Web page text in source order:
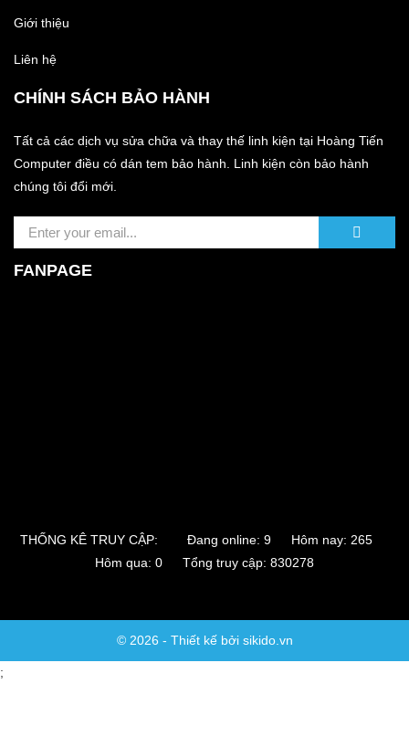
Giới thiệu
Liên hệ
CHÍNH SÁCH BẢO HÀNH
Tất cả các dịch vụ sửa chữa và thay thế linh kiện tại Hoàng Tiến
Computer điều có dán tem bảo hành. Linh kiện còn bảo hành
chúng tôi đổi mới.
FANPAGE
THỐNG KÊ TRUY CẬP:
Đang online: 9 Hôm nay: 265
Hôm qua: 0 Tổng truy cập: 830278
© 2026 - Thiết kế bởi sikido.vn
;